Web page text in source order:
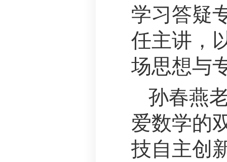
学习答疑
任主讲，
场思想与
孙春燕
爱数学的
技自主创